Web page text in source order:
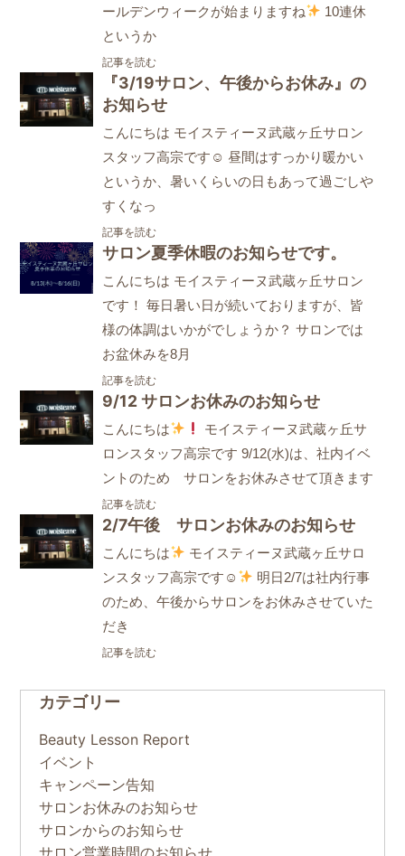
ールデンウィークが始まりますね
10連休
というか
記事を読む
『3/19サロン、午後からお休み』の
お知らせ
こんにちは モイスティーヌ武蔵ヶ丘サロン
スタッフ高宗です☺ 昼間はすっかり暖かい
というか、暑いくらいの日もあって過ごしや
すくなっ
記事を読む
サロン夏季休暇のお知らせです。
こんにちは モイスティーヌ武蔵ヶ丘サロン
です！ 毎日暑い日が続いておりますが、皆
様の体調はいかがでしょうか？ サロンでは
お盆休みを8月
記事を読む
9/12 サロンお休みのお知らせ
こんにちは
モイスティーヌ武蔵ヶ丘サ
ロンスタッフ高宗です 9/12(水)は、社内イベ
ントのため サロンをお休みさせて頂きます
記事を読む
2/7午後 サロンお休みのお知らせ
こんにちは
モイスティーヌ武蔵ヶ丘サロ
ンスタッフ高宗です☺
明日2/7は社内行事
のため、午後からサロンをお休みさせていた
だき
記事を読む
カテゴリー
Beauty Lesson Report
イベント
キャンペーン告知
サロンお休みのお知らせ
サロンからのお知らせ
サロン営業時間のお知らせ